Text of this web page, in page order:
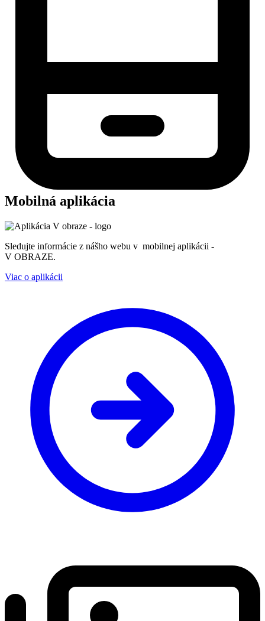
Mobilná aplikácia
Sledujte informácie z nášho webu v mobilnej aplikácii -
V OBRAZE.
Viac o aplikácii